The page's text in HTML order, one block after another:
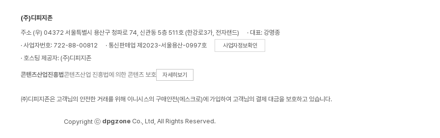
(주)디피지존
주소 (우) 04372 서울특별시 용산구 청파로 74, 신관동 5층 511호 (한강로3가, 전자랜드)
· 대표: 강명종
· 사업자번호: 722-88-00812
· 통신판매업 제2023-서울용산-0997호 사업자정보확인
· 호스팅 제공자: (주)디피지존
콘텐츠산업진흥법콘텐츠산업 진흥법에 의한 콘텐츠 보호 자세히보기
㈜디피지존은 고객님의 안전한 거래를 위해 이니시스의 구매안전(에스크로)에 가입하여 고객님의 결제 대금을 보호하고 있습니다.
Copyright ⓒ dpgzone Co., Ltd, All Rights Reserved.